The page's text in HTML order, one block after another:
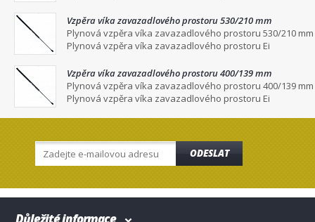
Vzpěra víka zavazadlového prostoru 530/210 mm
Plynová vzpěra víka zavazadlového prostoru 530/210 mm
Plynová vzpěra víka zavazadlového prostoru Ei
Vzpěra víka zavazadlového prostoru 400/139 mm
Plynová vzpěra víka zavazadlového prostoru 400/139 mm
Plynová vzpěra víka zavazadlového prostoru Ei
ODESLAT